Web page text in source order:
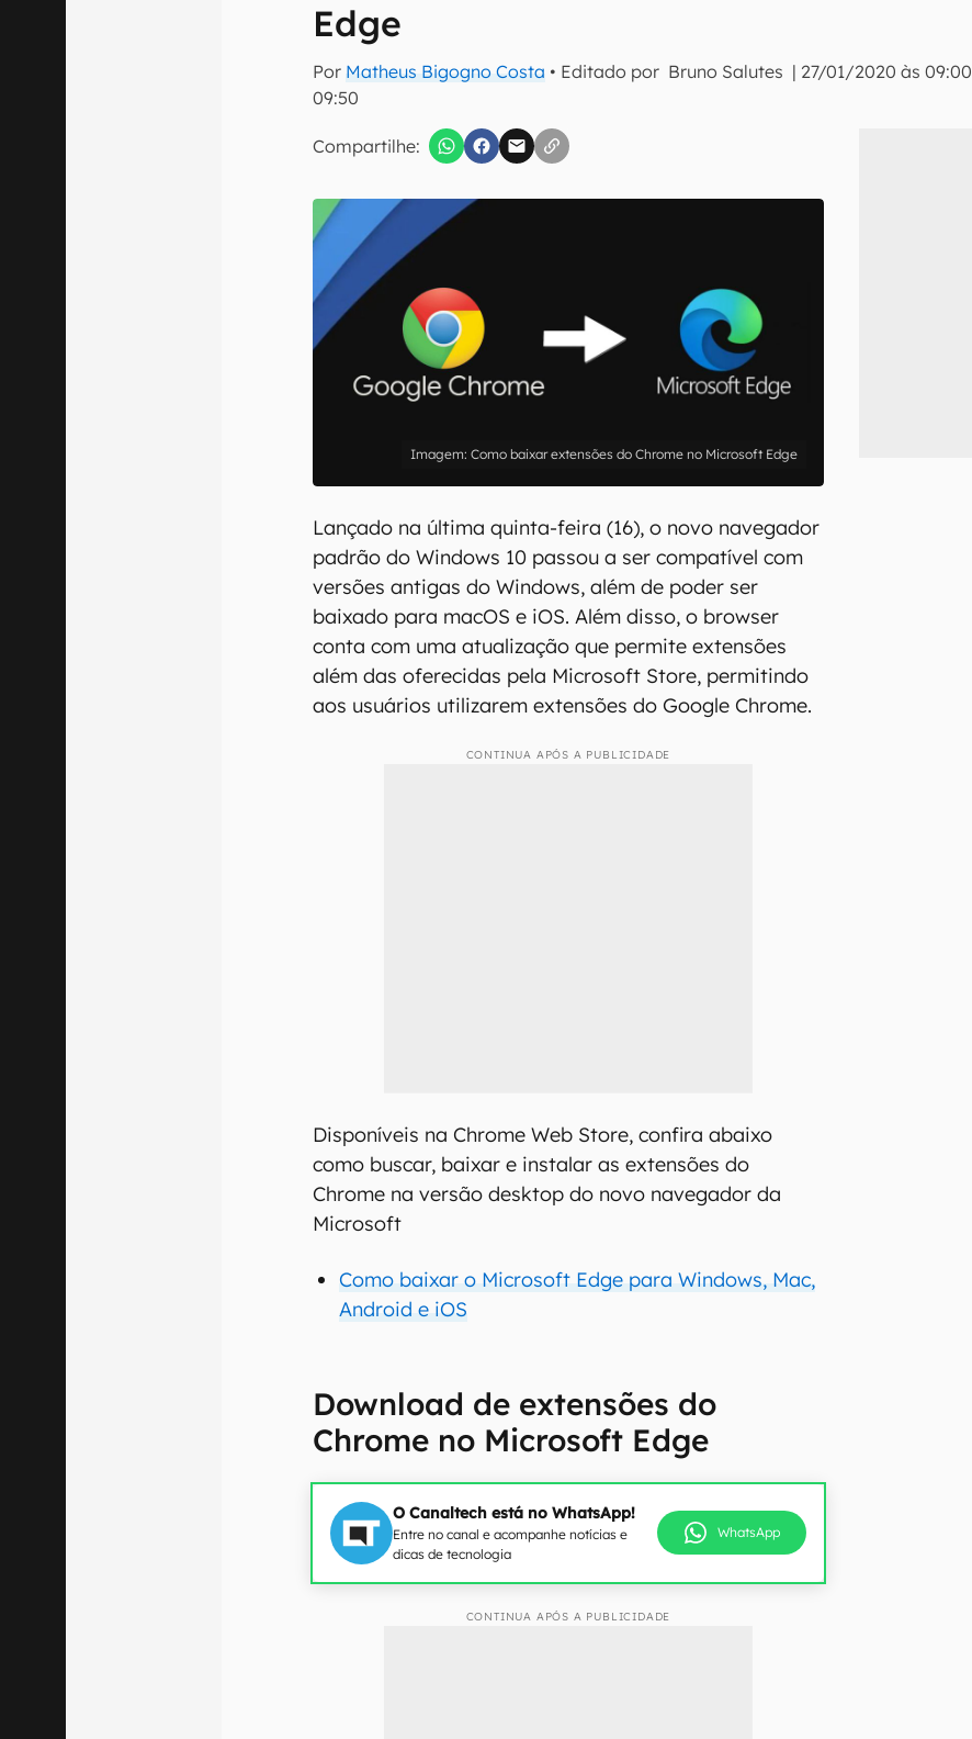
Edge
Por Matheus Bigogno Costa • Editado por Bruno Salutes | 27/01/2020 às 09:00
09:50
Compartilhe:
Confirmo que li, aceito e concordo com os
Como baixar extensões do Chrome no Microsoft Edge
Lançado na última quinta-feira (16), o novo navegador
padrão do Windows 10 passou a ser compatível com
versões antigas do Windows, além de poder ser
baixado para macOS e iOS. Além disso, o browser
conta com uma atualização que permite extensões
além das oferecidas pela Microsoft Store, permitindo
aos usuários utilizarem extensões do Google Chrome.
CONTINUA APÓS A PUBLICIDADE
Disponíveis na Chrome Web Store, confira abaixo
como buscar, baixar e instalar as extensões do
Chrome na versão desktop do novo navegador da
Microsoft
Como baixar o Microsoft Edge para Windows, Mac,
Android e iOS
Download de extensões do
Chrome no Microsoft Edge
O Canaltech está no WhatsApp!
Entre no canal e acompanhe notícias e
dicas de tecnologia
WhatsApp
CONTINUA APÓS A PUBLICIDADE